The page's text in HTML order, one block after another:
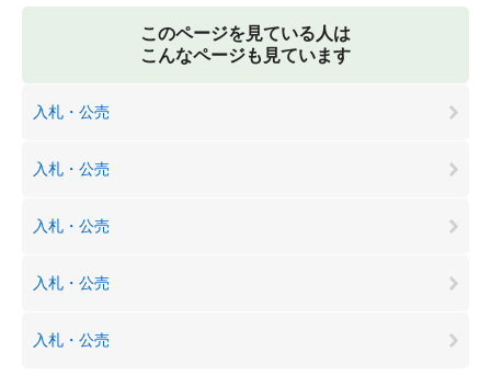
このページを見ている人は
こんなページも見ています
入札・公売
入札・公売
入札・公売
入札・公売
入札・公売